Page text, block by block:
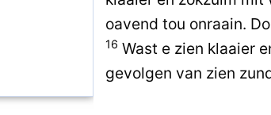
oavend tou onraain.
16 Wast e zien klaaier
gevolgen van zien